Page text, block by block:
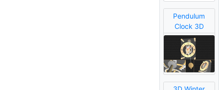
Pendulum
Clock 3D